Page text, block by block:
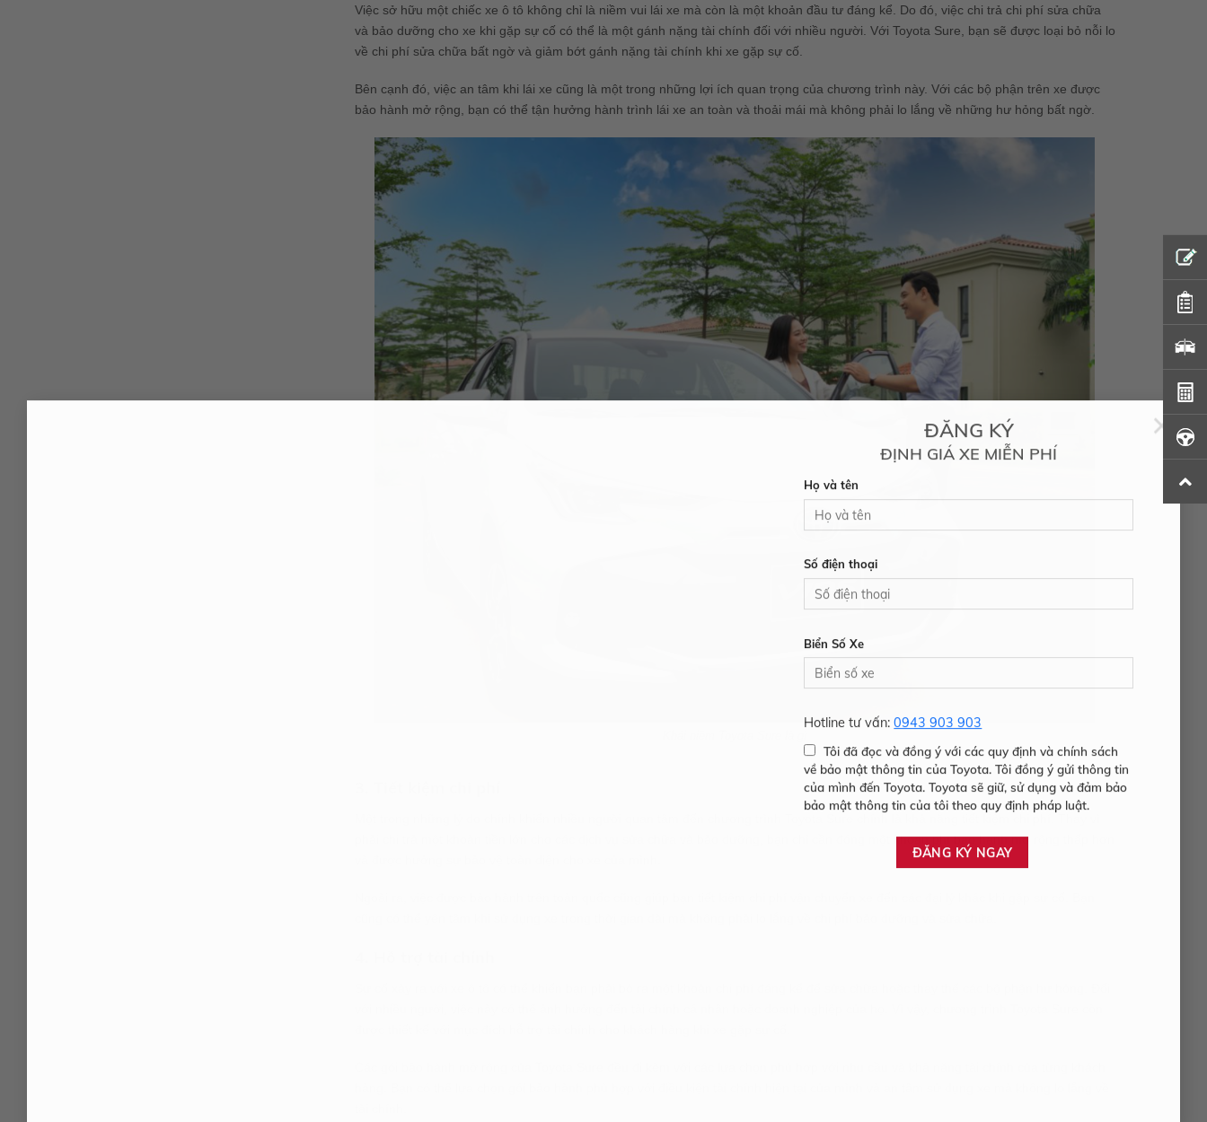
ĐĂNG KÝ
ĐỊNH GIÁ XE MIỄN PHÍ
Họ và tên
Số điện thoại
Biển Số Xe
Hotline tư vấn:0943 903 903
Tôi đã đọc và đồng ý với các quy định và chính sách
về bảo mật thông tin của Toyota. Tôi đồng ý gửi thông tin
của mình đến Toyota. Toyota sẽ giữ, sử dụng và đảm bảo
bảo mật thông tin của tôi theo quy định pháp luật.
×
Việc sở hữu một chiếc xe ô tô không chỉ là niềm vui lái xe mà còn là một khoản đầu tư đáng kể. Do đó, việc chi trả chi phí sửa chữa
và bảo dưỡng cho xe khi gặp sự cố có thể là một gánh nặng tài chính đối với nhiều người. Với Toyota Sure, bạn sẽ được loại bỏ nỗi lo
về chi phí sửa chữa bất ngờ và giảm bớt gánh nặng tài chính khi xe gặp sự cố.
Bên cạnh đó, việc an tâm khi lái xe cũng là một trong những lợi ích quan trọng của chương trình này. Với các bộ phận trên xe được
bảo hành mở rộng, bạn có thể tận hưởng hành trình lái xe an toàn và thoải mái mà không phải lo lắng về những hư hỏng bất ngờ.
phải chi trả một khoản tiền lớn cho các dịch vụ sửa chữa và bảo dưỡng, bạn chỉ cần đóng một khoản phí bảo hành mở rộng thấp hơn